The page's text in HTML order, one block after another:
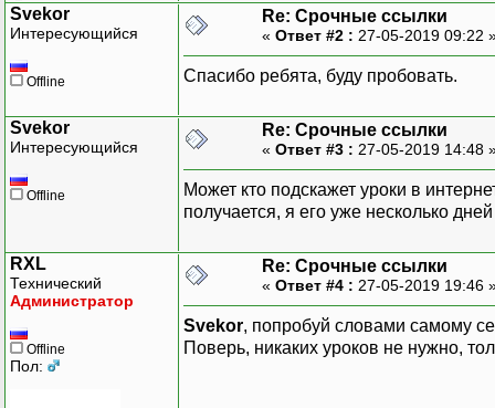
В таком исполнении
// проверяем токен
$query = $db-
$row = $query-
$query->closeCursor();
if ($row) {
extract($row);
else {
throw new
// активируем
// ...
Svekor
Интересующийся
Offline
Re: Срочные ссылки
« Ответ #2 : 27-05-2019 09:22
Спасибо ребята, буду пробовать.
Svekor
Интересующийся
Offline
Re: Срочные ссылки
« Ответ #3 : 27-05-2019 14:48
Может кто подскажет уроки в
получается, я его уже несколько
RXL
Технический
Администратор
Offline
Пол:
Re: Срочные ссылки
« Ответ #4 : 27-05-2019 19:46
Svekor, попробуй словами самому
Поверь, никаких уроков не нужно,